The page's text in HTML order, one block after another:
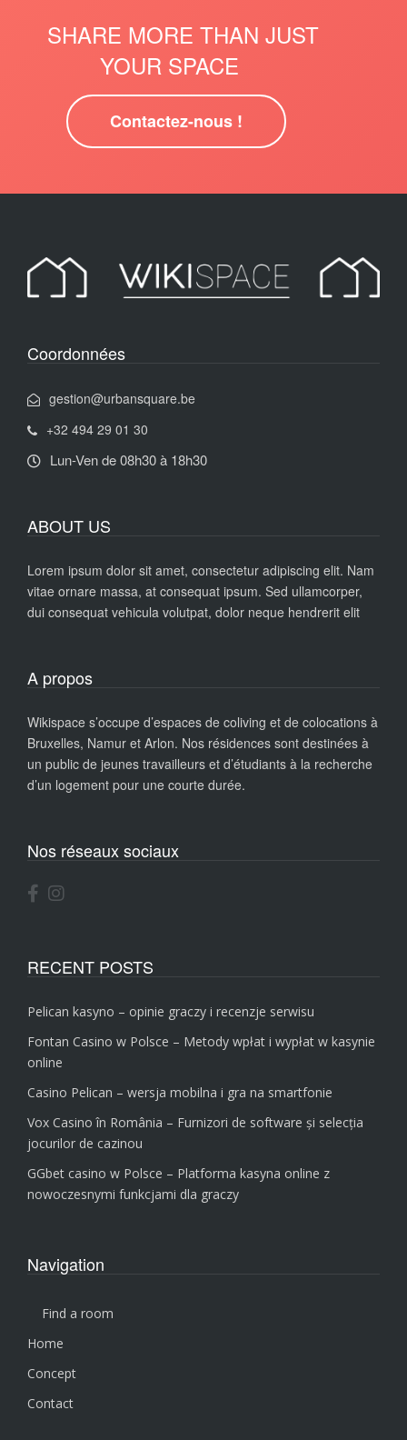
SHARE MORE THAN JUST
YOUR SPACE
Contactez-nous !
Coordonnées
gestion@urbansquare.be
+32 494 29 01 30
Lun-Ven de 08h30 à 18h30
ABOUT US
Lorem ipsum dolor sit amet, consectetur adipiscing elit. Nam
vitae ornare massa, at consequat ipsum. Sed ullamcorper,
dui consequat vehicula volutpat, dolor neque hendrerit elit
A propos
Wikispace s’occupe d’espaces de coliving et de colocations à
Bruxelles, Namur et Arlon. Nos résidences sont destinées à
un public de jeunes travailleurs et d’étudiants à la recherche
d’un logement pour une courte durée.
Nos réseaux sociaux
RECENT POSTS
Pelican kasyno – opinie graczy i recenzje serwisu
Fontan Casino w Polsce – Metody wpłat i wypłat w kasynie
online
Casino Pelican – wersja mobilna i gra na smartfonie
Vox Casino în România – Furnizori de software și selecția
jocurilor de cazinou
GGbet casino w Polsce – Platforma kasyna online z
nowoczesnymi funkcjami dla graczy
Navigation
Find a room
Home
Concept
Contact